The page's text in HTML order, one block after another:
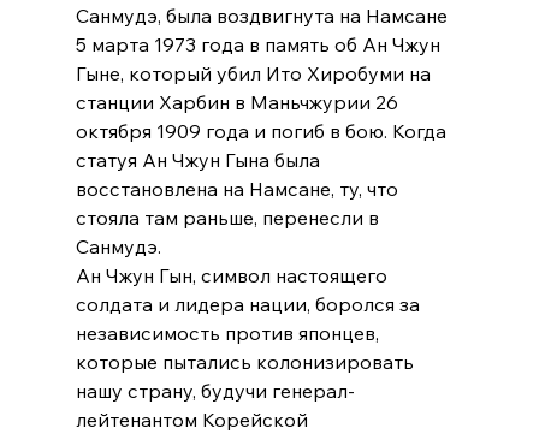
Санмудэ, была воздвигнута на Намсане
5 марта 1973 года в память об Ан Чжун
Гыне, который убил Ито Хиробуми на
станции Харбин в Маньчжурии 26
октября 1909 года и погиб в бою. Когда
статуя Ан Чжун Гына была
восстановлена ​​на Намсане, ту, что
стояла там раньше, перенесли в
Санмудэ.
Ан Чжун Гын, символ настоящего
солдата и лидера нации, боролся за
независимость против японцев,
которые пытались колонизировать
нашу страну, будучи генерал-
лейтенантом Корейской